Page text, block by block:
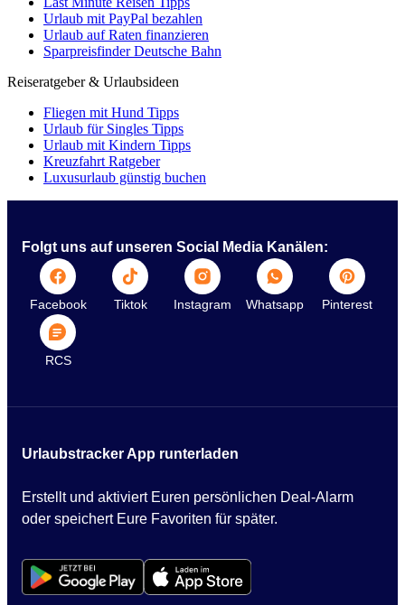
Urlaub mit PayPal bezahlen
Urlaub auf Raten finanzieren
Sparpreisfinder Deutsche Bahn
Reiseratgeber & Urlaubsideen
Fliegen mit Hund Tipps
Urlaub für Singles Tipps
Urlaub mit Kindern Tipps
Kreuzfahrt Ratgeber
Luxusurlaub günstig buchen